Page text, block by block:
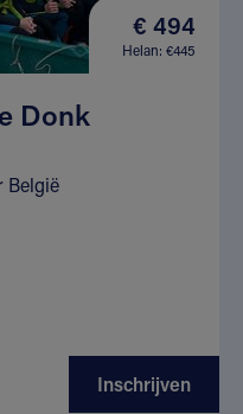
€ 494
Helan: €445
Donk
België
Inschrijven